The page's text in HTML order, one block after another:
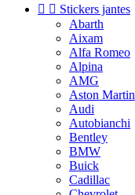
  Stickers jantes
Abarth
Aixam
Alfa Romeo
Alpina
AMG
Aston Martin
Audi
Autobianchi
Bentley
BMW
Buick
Cadillac